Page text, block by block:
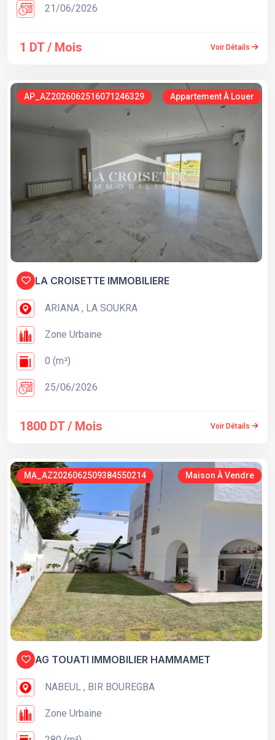
21/06/2026
1 DT / Mois Voir Détails
AP_AZ2026062516071246329 Appartement À Louer
LA CROISETTE IMMOBILIERE
ARIANA , LA SOUKRA
Zone Urbaine
0 (m²)
25/06/2026
1800 DT / Mois Voir Détails
MA_AZ2026062509384550214 Maison À Vendre
AG TOUATI IMMOBILIER HAMMAMET
NABEUL , BIR BOUREGBA
Zone Urbaine